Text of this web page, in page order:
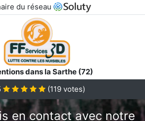
du réseau
dans la Sarthe (72)
(119 votes)
en contact avec notre